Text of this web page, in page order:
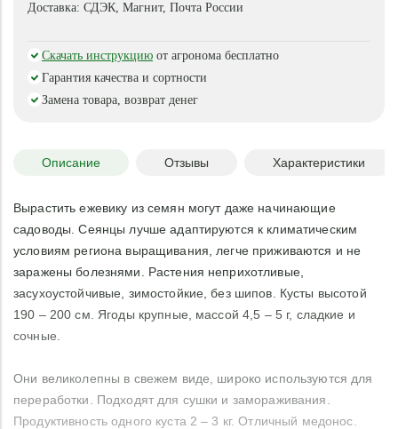
Доставка: СДЭК, Магнит, Почта России
Скачать инструкцию от агронома бесплатно
Гарантия качества и сортности
Замена товара, возврат денег
Описание Отзывы Характеристики
Вырастить ежевику из семян могут даже начинающие
садоводы. Сеянцы лучше адаптируются к климатическим
условиям региона выращивания, легче приживаются и не
заражены болезнями. Растения неприхотливые,
засухоустойчивые, зимостойкие, без шипов. Кусты высотой
190 – 200 см. Ягоды крупные, массой 4,5 – 5 г, сладкие и
сочные.
Они великолепны в свежем виде, широко используются для
переработки. Подходят для сушки и замораживания.
Продуктивность одного куста 2 – 3 кг. Отличный медонос.